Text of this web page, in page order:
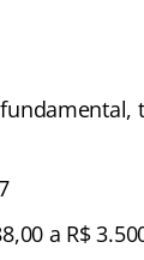
a R$